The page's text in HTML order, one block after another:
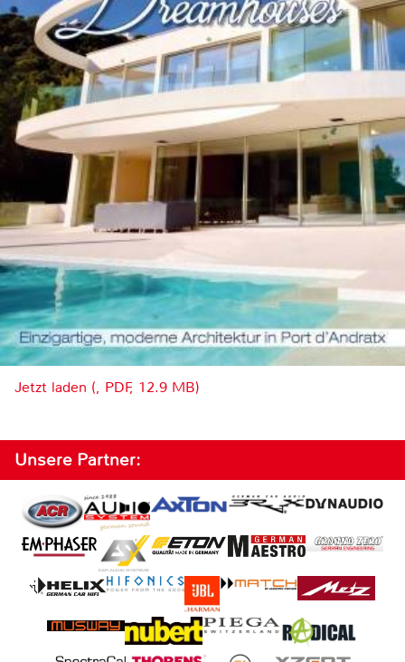
Jetzt laden (, PDF, 12.9 MB)
Unsere Partner: